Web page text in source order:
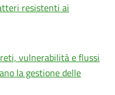
resistenti ai
vulnerabilità e flussi
la gestione delle